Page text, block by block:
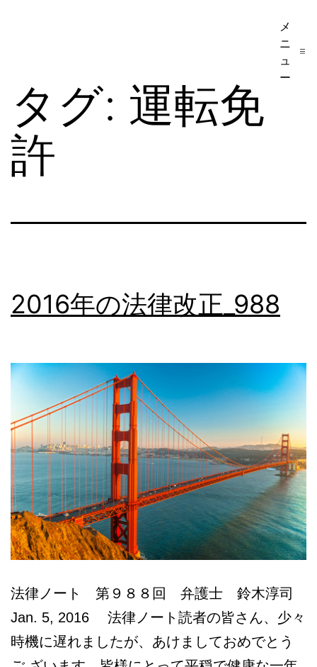
ス
キ
プ
カ
移
民・
ビ
手
の
日
語
メ
ニ
ュ
ー
タグ: 運転免
許
2016年の法律改正_988
法律ノート 第９８８回 弁護士 鈴木淳司
Jan. 5, 2016 法律ノート読者の皆さん、少々
時機に遅れましたが、あけましておめでとう